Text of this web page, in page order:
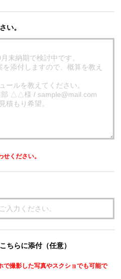
い。
ください。
ちらに添付（任意）
撮影した写真やスクショでも可能で